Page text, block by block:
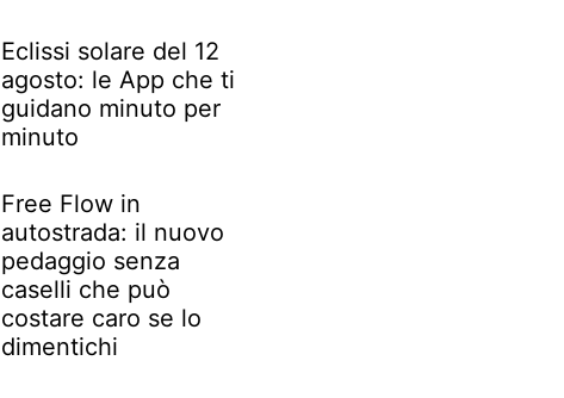
Eclissi solare del 12
agosto: le App che ti
guidano minuto per
minuto
Free Flow in
autostrada: il nuovo
pedaggio senza
caselli che può
costare caro se lo
dimentichi